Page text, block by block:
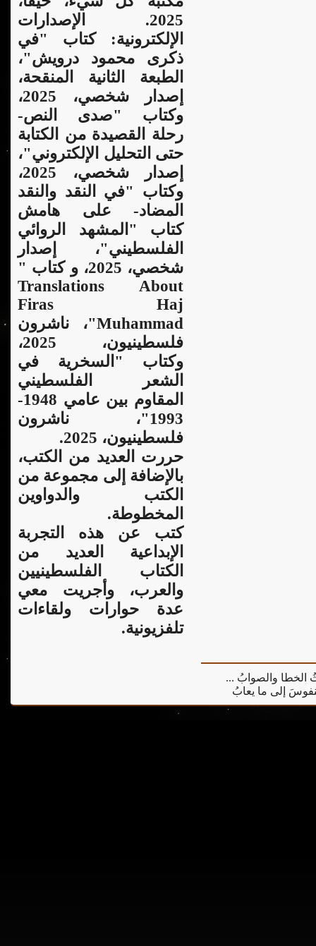
2025. الإصدارات
الإلكترونية: كتاب "في
ذكرى محمود درويش"،
الطبعة الثانية المنقحة،
إصدار شخصي، 2025،
وكتاب "صدى النص-
رحلة القصيدة من الكتابة
حتى التحليل الإلكتروني"،
إصدار شخصي، 2025،
وكتاب "في النقد والنقد
المضاد- على هامش
كتاب "المشهد الروائي
الفلسطيني"، إصدار
شخصي، 2025، و كتاب "
Translations About
Firas Haj
Muhammad"، ناشرون
فلسطينيون، 2025،
وكتاب "السخرية في
الشعر الفلسطيني
المقاوم بين عامي 1948-
1993"، ناشرون
فلسطينيون، 2025.
حررت العديد من الكتب،
بالإضافة إلى مجموعة من
الكتب والدواوين
المخطوطة.
كتب عن هذه التجربة
الإبداعية العديد من
الكتاب الفلسطينيين
والعرب، وأجريت معي
عدة حوارات ولقاءات
تلفزيونية.
الخطا والصوابُ ...
إلى ما يعابُ